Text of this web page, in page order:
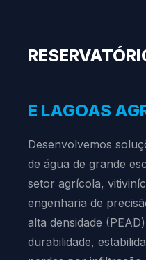
E LAGOAS
Desenvolvemos
de água de grande
setor agrícola,
engenharia de
alta densidade
durabilidade,